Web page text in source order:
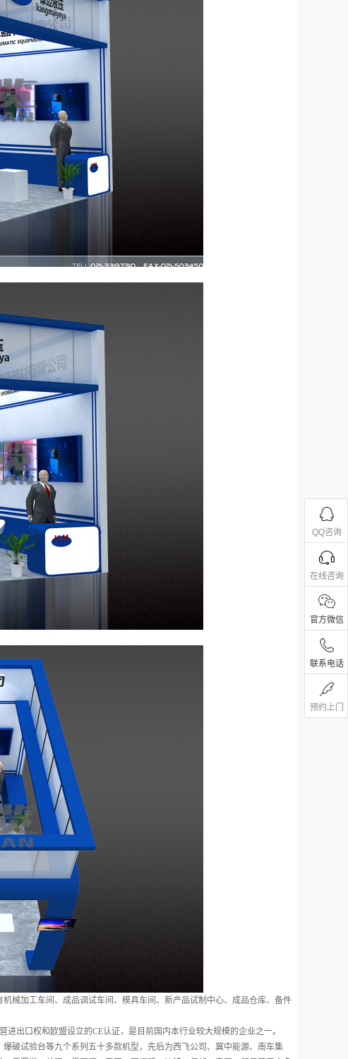
械加工车间、成品调试车间、模具车间、新产品试制中心、成品仓库、备件
出口权和欧盟设立的CE认证，是目前国内本行业较大规模的企业之一。
破试验台等九个系列五十多款机型，先后为西飞公司、冀中能源、南车集
QQ咨询
在线咨询
官方微信
联系电话
预约上门